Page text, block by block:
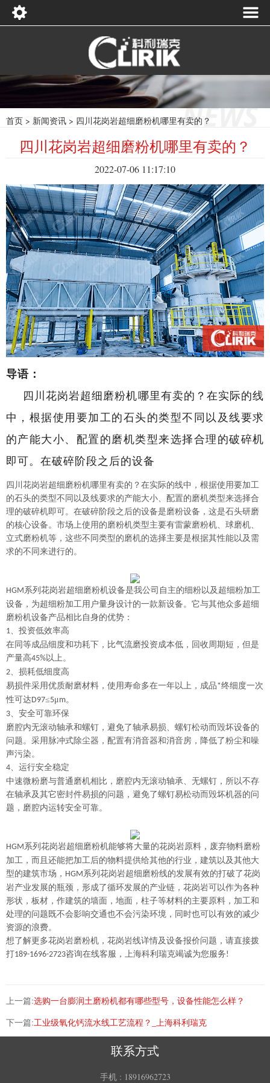
首页 > 新闻资讯 > 四川花岗岩超细磨粉机哪里有卖的？
四川花岗岩超细磨粉机哪里有卖的？
2022-07-06 11:17:10
导语：
四川花岗岩超细磨粉机哪里有卖的？在实际的线
中，根据使用要加工的石头的类型不同以及线要求
的产能大小、配置的磨机类型来选择合理的破碎机
即可。在破碎阶段之后的设备
四川花岗岩超细磨粉机哪里有卖的？在实际的线中，根据使用要加工
的石头的类型不同以及线要求的产能大小、配置的磨机类型来选择合
理的破碎机即可。在破碎阶段之后的设备是磨粉设备，这是石头研磨
的核心设备。市场上使用的磨粉机类型主要有雷蒙磨粉机、球磨机、
立式磨粉机等，这些不同类型的磨机的选择主要是根据其性能以及需
求的不同来进行的。
HGM系列花岗岩超细磨粉机设备是我公司自主的细粉以及超细粉加工
设备，为超细粉加工用户量身设计的一款新设备。它与其他众多超细
磨粉机设备产品相比 自身的优势：
1 、投资低效率高
在同等成品细度和功耗下，比气流磨投资成本低，回收周期短，但是
产量高45%以上。
2 、损耗低细度高
易损件采用优质耐磨材料，使用寿命多在一年以上，成品*终细度一次
性可达D97≤5μ m。
3 、安全可靠环保
磨腔内无滚动轴承和螺钉，避免了轴承易损、螺钉松动而毁坏设备的
问题。采用脉冲式除尘器，配置有消音器和消音房，降低了粉尘和噪
声污染。
4 、运行安全稳定
中速微粉磨与普通磨机相比，磨腔内无滚动轴承、无螺钉，所以不存
在轴承及其它密封件易损的问题，避免了螺钉易松动而毁坏机器的问
题，磨腔内运转安全可靠。
HGM系列花岗岩超细磨粉机能够将大量的花岗岩原料，废弃物料磨粉
加工，而且还能把加工后的物料提供给其他的行业，建筑以及其他大
型的建筑市场， HGM系列花岗岩超细磨粉线的发展有效的打破了花岗
岩产业发展的瓶颈，形成了循环发展的产业链，花岗岩可以作为各种
形状，板材，作建筑的墙面，地面，柱子等材料的主要原料，加工和
处理的问题既不会影响交通也不会污染环境，同时也可以有效的减少
资源的浪费。
想了解更多花岗岩磨粉机，花岗岩线详情及设备报价问题，请直接拨
打189-1696-2723咨询在线客服，上海科利瑞克竭诚为您服务!
上一篇:选购一台膨润土磨粉机都有哪些型号，设备性能怎么样？
下一篇:工业级氧化钙流水线工艺流程？_上海科利瑞克
联系方式
手机 : 18916962723